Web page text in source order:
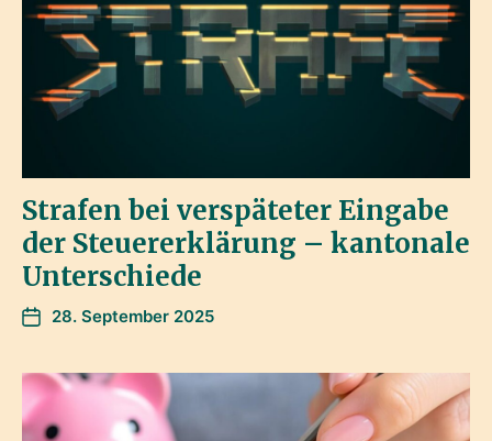
Strafen bei verspäteter Eingabe
der Steuererklärung – kantonale
Unterschiede
28. September 2025